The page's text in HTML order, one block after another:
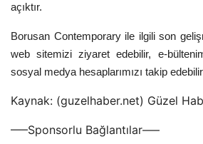
açıktır.
Borusan Contemporary ile ilgili son
web sitemizi ziyaret edebilir, e-
sosyal medya hesaplarımızı takip
Kaynak: (guzelhaber.net) Güzel
—–Sponsorlu Bağlantılar—–